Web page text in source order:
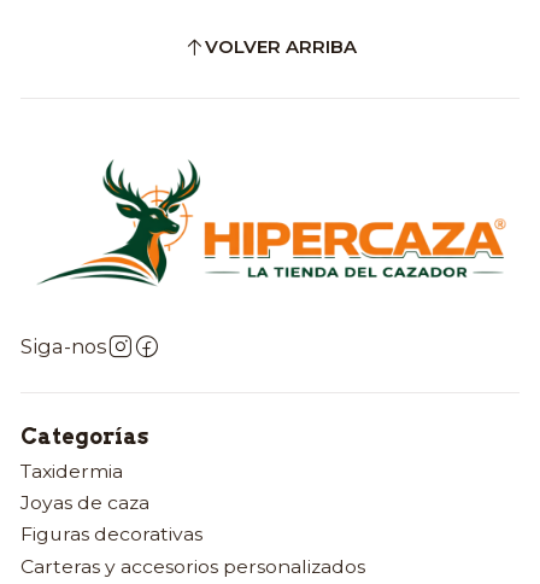
VOLVER ARRIBA
Siga-nos
Categorías
Taxidermia
Joyas de caza
Figuras decorativas
Carteras y accesorios personalizados